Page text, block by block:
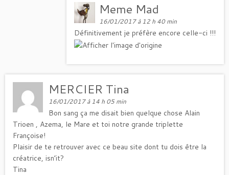
Meme Mad
16/01/2017 à 12 h 40 min
Définitivement je préfère encore celle-ci !!!
MERCIER Tina
16/01/2017 à 14 h 05 min
Bon sang ça me disait bien quelque chose Alain
Trioen , Azema, le Mare et toi notre grande triplette
Françoise!
Plaisir de te retrouver avec ce beau site dont tu dois être la
créatrice, isn’it?
Tina